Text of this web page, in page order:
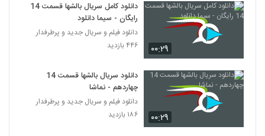
۰۰:۲۹
دانلود کامل سریال بالشها قسمت 14
رایگان - سیما دانلود
دانلود فیلم و سریال جدید و پرطرفدار
۴۴۶ بازدید
۰۰:۲۹
دانلود سریال بالشها قسمت 14
چهاردهم - نماشا
دانلود فیلم و سریال جدید و پرطرفدار
۱۸۶ بازدید